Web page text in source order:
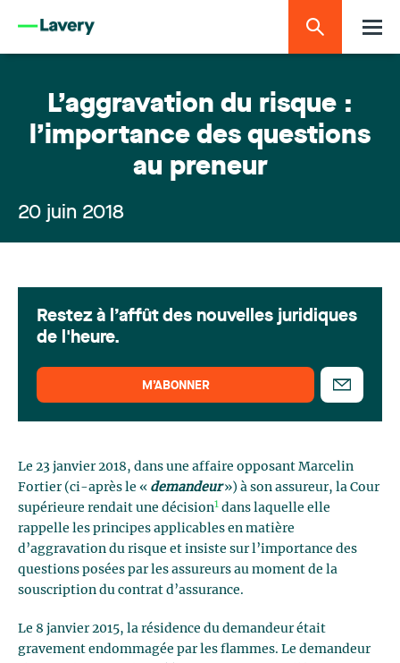
L’aggravation du risque :
l’importance des questions
au preneur
20 juin 2018
Le 23 janvier 2018, dans une affaire opposant Marcelin
Fortier (ci-après le « demandeur») à son assureur, la Cour
supérieure rendait une décision1 dans laquelle elle
rappelle les principes applicables en matière
d’aggravation du risque et insiste sur l’importance des
questions posées par les assureurs au moment de la
souscription du contrat d’assurance.
Le 8 janvier 2015, la résidence du demandeur était
gravement endommagée par les flammes. Le demandeur
Restez à l’affût des nouvelles juridiques
de l'heure.
M’ABONNER